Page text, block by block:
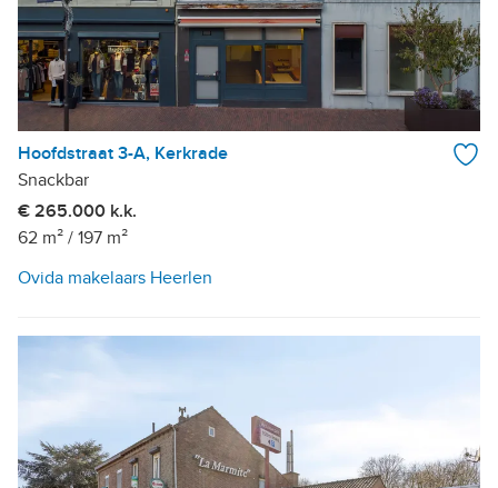
Hoofdstraat 3-A, Kerkrade
Snackbar
€ 265.000 k.k.
62 m² / 197 m²
Ovida makelaars Heerlen